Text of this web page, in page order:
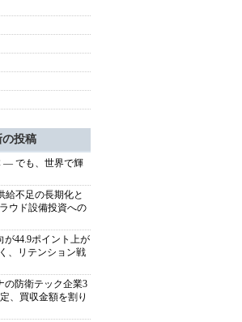
の投稿
― でも、世界で輝
給不足の長期化と
ウド設備投資への
が44.9ポイント上が
、リテンション戦
の防衛テック企業3
、買収金額を割り